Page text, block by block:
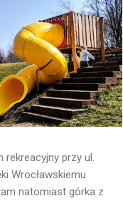
o każdej grupie
część z dużą ilością
na dużym i
rekreacyjny przy ul.
Wrocławskiemu
natomiast górka z